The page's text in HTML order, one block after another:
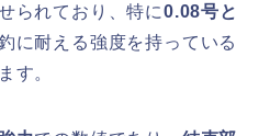
られており、特に0.08号と
に耐える強度を持っている
す。